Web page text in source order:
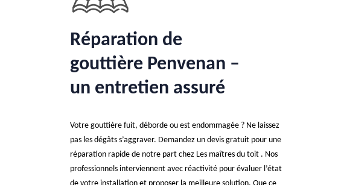
Réparation de
gouttière Penvenan –
un entretien assuré
Votre gouttière fuit, déborde ou est endommagée ? Ne laissez
pas les dégâts s’aggraver. Demandez un devis gratuit pour une
réparation rapide de notre part chez Les maîtres du toit . Nos
professionnels interviennent avec réactivité pour évaluer l’état